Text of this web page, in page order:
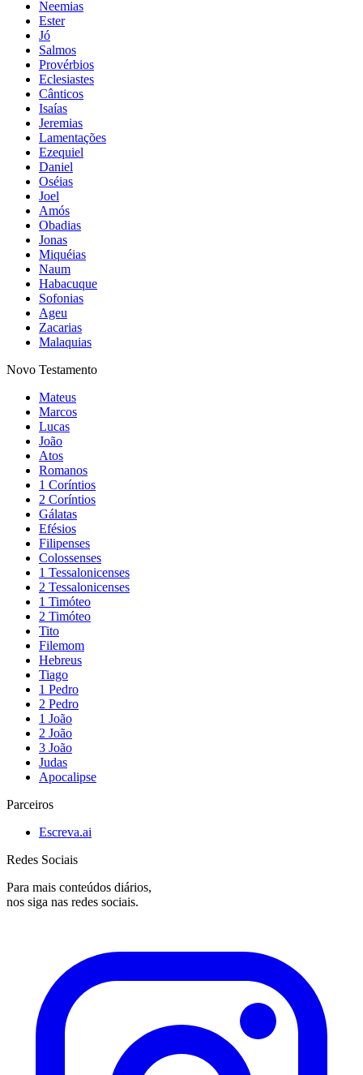
Neemias
Ester
Jó
Salmos
Provérbios
Eclesiastes
Cânticos
Isaías
Jeremias
Lamentações
Ezequiel
Daniel
Oséias
Joel
Amós
Obadias
Jonas
Miquéias
Naum
Habacuque
Sofonias
Ageu
Zacarias
Malaquias
Novo Testamento
Mateus
Marcos
Lucas
João
Atos
Romanos
1 Coríntios
2 Coríntios
Gálatas
Efésios
Filipenses
Colossenses
1 Tessalonicenses
2 Tessalonicenses
1 Timóteo
2 Timóteo
Tito
Filemom
Hebreus
Tiago
1 Pedro
2 Pedro
1 João
2 João
3 João
Judas
Apocalipse
Parceiros
Escreva.ai
Redes Sociais
Para mais conteúdos diários,
nos siga nas redes sociais.